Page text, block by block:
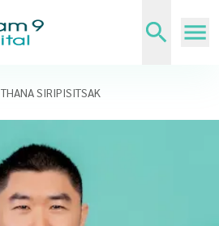
THANA SIRIPISITSAK